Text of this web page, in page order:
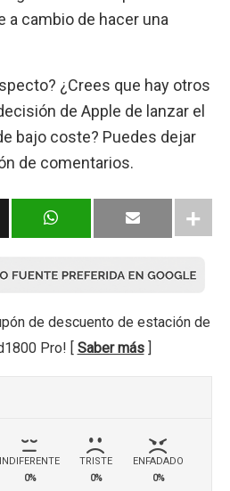
a cambio de hacer una
¿Crees que hay otros
de Apple de lanzar el
bajo coste? Puedes dejar
de comentarios.
de descuento de estación de
Pro! [ Saber más]
INDIFERENTE
0%
TRISTE
0%
ENFADADO
0%